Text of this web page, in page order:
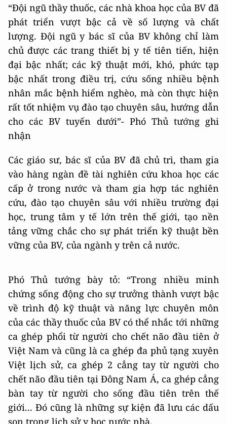
“Đội ngũ thầy thuốc, các nhà khoa học của BV đã
phát triển vượt bậc cả về số lượng và chất
lượng. Đội ngũ y bác sĩ của BV không chỉ làm
chủ được các trang thiết bị y tế tiên tiến, hiện
đại bậc nhất; các kỹ thuật mới, khó, phức tạp
bậc nhất trong điều trị, cứu sống nhiều bệnh
nhân mắc bệnh hiểm nghèo, mà còn thực hiện
rất tốt nhiệm vụ đào tạo chuyên sâu, hướng dẫn
cho các BV tuyến dưới”- Phó Thủ tướng ghi
nhận
Các giáo sư, bác sĩ của BV đã chủ trì, tham gia
vào hàng ngàn đề tài nghiên cứu khoa học các
cấp ở trong nước và tham gia hợp tác nghiên
cứu, đào tạo chuyên sâu với nhiều trường đại
học, trung tâm y tế lớn trên thế giới, tạo nền
tảng vững chắc cho sự phát triển kỹ thuật bền
vững của BV, của ngành y trên cả nước.
Phó Thủ tướng bày tỏ: “Trong nhiều minh
chứng sống động cho sự trưởng thành vượt bậc
về trình độ kỹ thuật và năng lực chuyên môn
của các thầy thuốc của BV có thể nhắc tới những
ca ghép phổi từ người cho chết não đầu tiên ở
Việt Nam và cũng là ca ghép đa phủ tạng xuyên
Việt lịch sử, ca ghép 2 cẳng tay từ người cho
chết não đầu tiên tại Đông Nam Á, ca ghép cẳng
bàn tay từ người cho sống đầu tiên trên thế
giới... Đó cũng là những sự kiện đã lưu các dấu
son trong lịch sử y học nước nhà.